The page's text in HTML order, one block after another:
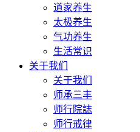
道家养生
太极养生
气功养生
生活常识
关于我们
关于我们
师承三丰
师行院誌
师行戒律